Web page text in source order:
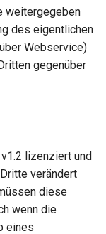
weitergegeben
des eigentlichen
Webservice)
gegenüber
lizenziert und
verändert
diese
wenn die
eines